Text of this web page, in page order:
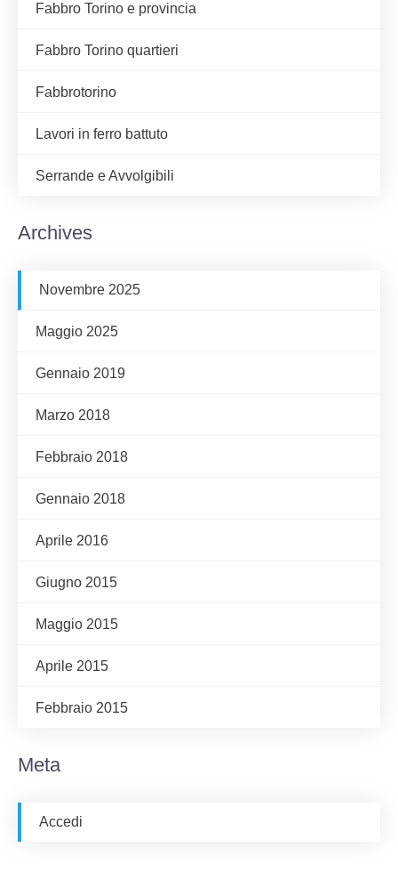
Fabbro Torino e provincia
Fabbro Torino quartieri
Fabbrotorino
Lavori in ferro battuto
Serrande e Avvolgibili
Archives
Novembre 2025
Maggio 2025
Gennaio 2019
Marzo 2018
Febbraio 2018
Gennaio 2018
Aprile 2016
Giugno 2015
Maggio 2015
Aprile 2015
Febbraio 2015
Meta
Accedi